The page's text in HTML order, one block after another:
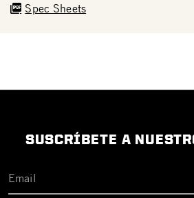
Spec Sheets
SUSCRÍBETE A